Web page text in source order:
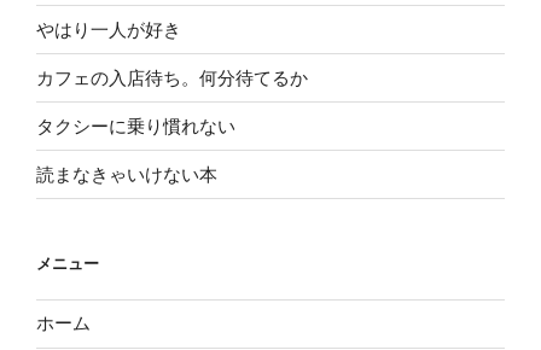
やはり一人が好き
カフェの入店待ち。何分待てるか
タクシーに乗り慣れない
読まなきゃいけない本
メニュー
ホーム